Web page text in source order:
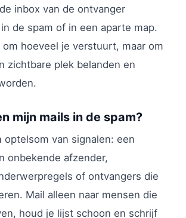
inbox van de ontvanger
de spam of in een aparte map.
hoeveel je verstuurt, maar om
zichtbare plek belanden en
mijn mails in de spam?
optelsom van signalen: een
onbekende afzender,
of ontvangers die
Mail alleen naar mensen die
houd je lijst schoon en schrijf